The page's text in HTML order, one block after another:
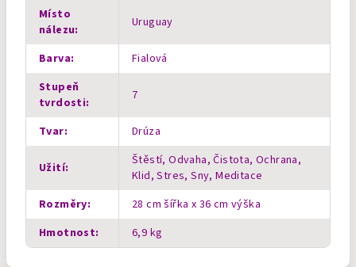
Místo
nálezu: Uruguay
Barva:
Fialová
Stupeň
tvrdosti: 7
Tvar: Drúza
Užití:
Štěstí, Odvaha, Čistota, Ochrana,
Klid, Stres, Sny, Meditace
Rozměry:
28 cm šířka x 36 cm výška
Hmotnost: 6,9 kg